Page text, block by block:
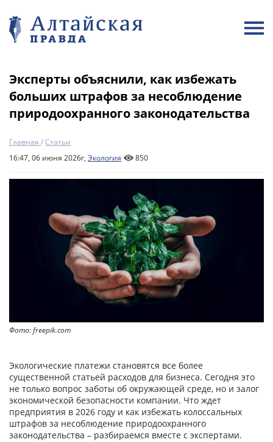
Эксперты объяснили, как избежать
больших штрафов за несоблюдение
природоохранного законодательства
Главная /Статьи
16:47, 06 июня 2026г, Экология 850
Фото: freepik.com
Экологические платежи становятся все более
существенной статьей расходов для бизнеса. Сегодня это
не только вопрос заботы об окружающей среде, но и залог
экономической безопасности компании. Что ждет
предприятия в 2026 году и как избежать колоссальных
штрафов за несоблюдение природоохранного
законодательства – разбираемся вместе с экспертами.